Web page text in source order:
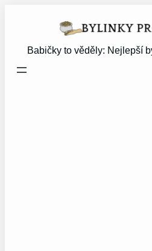
Babičky to věděly: Nejlepší